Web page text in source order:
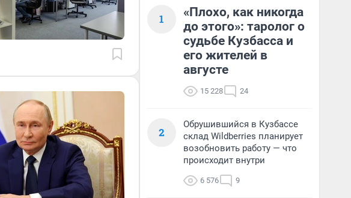
1
«Плохо, как никогда
до этого»: таролог о
судьбе Кузбасса и
его жителей в
августе
15 228 24
2
Обрушившийся в Кузбассе
склад Wildberries планирует
возобновить работу — что
происходит внутри
6 576 9